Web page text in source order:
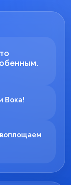
Вока!
воплощаем